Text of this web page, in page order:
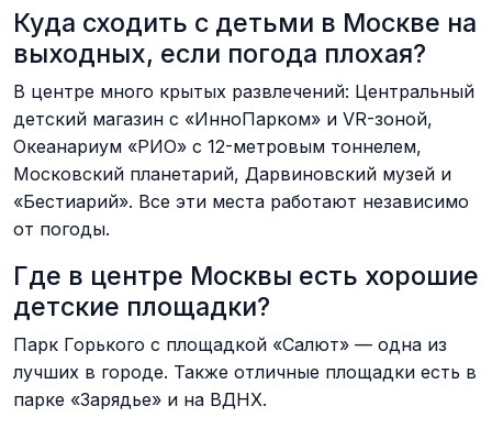
Куда сходить с детьми в Москве на
выходных, если погода плохая?
В центре много крытых развлечений: Центральный
детский магазин с «ИнноПарком» и VR-зоной,
Океанариум «РИО» с 12-метровым тоннелем,
Московский планетарий, Дарвиновский музей и
«Бестиарий». Все эти места работают независимо
от погоды.
Где в центре Москвы есть хорошие
детские площадки?
Парк Горького с площадкой «Салют» — одна из
лучших в городе. Также отличные площадки есть в
парке «Зарядье» и на ВДНХ.